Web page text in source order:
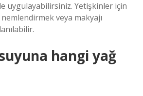
uygulayabilirsiniz. Yetişkinler için
veya makyajı
hangi yağ